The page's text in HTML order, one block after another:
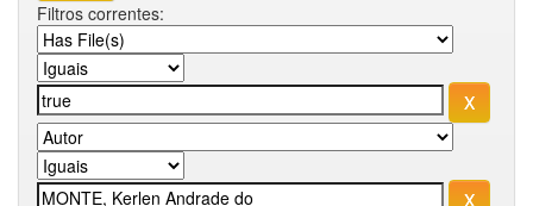
Filtros correntes: